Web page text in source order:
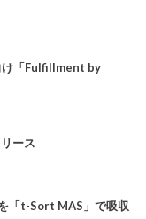
け「Fulfillment by
ース
「t-Sort MAS」で吸収